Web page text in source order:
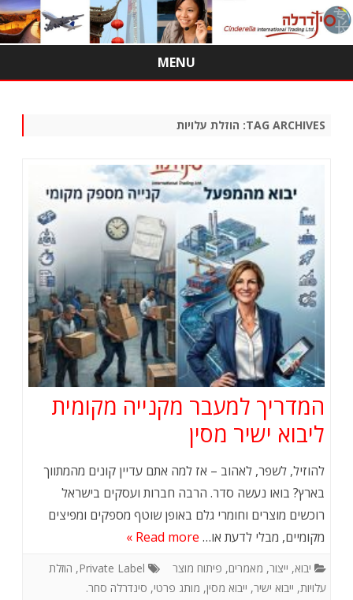
MENU
TAG ARCHIVES: הוזלת עלויות
המדריך למעבר מקנייה מקומית
ליבוא ישיר מסין
להוזיל, לשפר, לאהוב – אז למה אתם עדיין קונים מהמתווך
בארץ? בואו נעשה סדר. הרבה חברות ועסקים בישראל
רוכשים מוצרים וחומרי גלם באופן שוטף מספקים ומפיצים
מקומיים, מבלי לדעת או… Read more »
יבוא, ייצור, מאמרים, פיתוח מוצר Private Label
, הוזלת
עלויות, ייבוא ישיר, ייבוא מסין, מותג פרטי, סינדרלה סחר.